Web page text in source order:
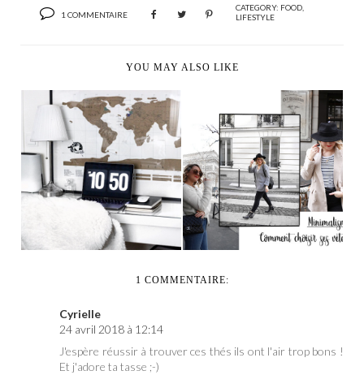
1 COMMENTAIRE
CATEGORY: FOOD
LIFESTYLE
YOU MAY ALSO LIKE
WORKING MOOD
MINIMALISME :
COMMENT CHOISIR
SES V...
1 COMMENTAIRE:
Cyrielle
24 avril 2018 à 12:14
J'espère réussir à trouver ces thés ils ont l'air trop bons !
Et j'adore ta tasse ;-)